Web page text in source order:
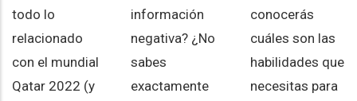
todo lo
relacionado
con el mundial
Qatar 2022 (y
información
negativa? ¿No
sabes
exactamente
conocerás
cuáles son las
habilidades que
necesitas para